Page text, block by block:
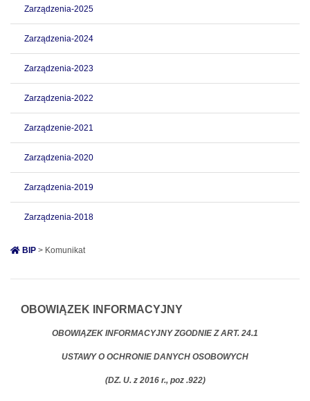
Zarządzenia-2025
Zarządzenia-2024
Zarządzenia-2023
Zarządzenia-2022
Zarządzenie-2021
Zarządzenia-2020
Zarządzenia-2019
Zarządzenia-2018
BIP > Komunikat
OBOWIĄZEK INFORMACYJNY
OBOWIĄZEK INFORMACYJNYZGODNIE Z ART. 24.1
USTAWY O OCHRONIE DANYCH OSOBOWYCH
(DZ. U. z 2016 r., poz .922)